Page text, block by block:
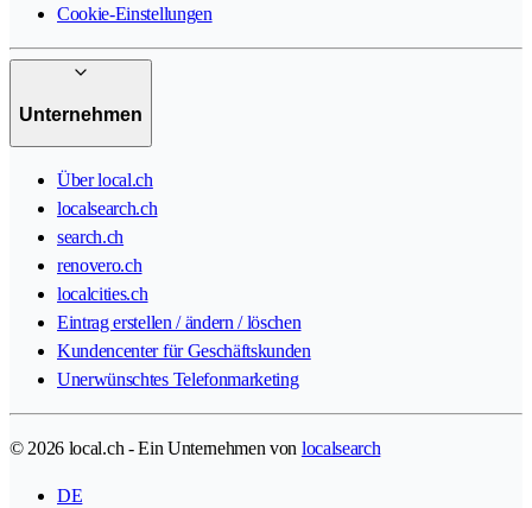
Cookie-Einstellungen
Unternehmen
Über local.ch
localsearch.ch
search.ch
renovero.ch
localcities.ch
Eintrag erstellen / ändern / löschen
Kundencenter für Geschäftskunden
Unerwünschtes Telefonmarketing
© 2026 local.ch - Ein Unternehmen von localsearch
DE